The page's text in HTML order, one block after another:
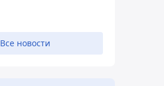
Все новости